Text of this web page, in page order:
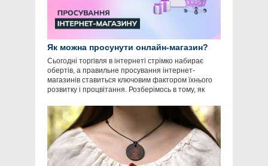
Як можна просунути онлайн-магазин?
Сьогодні торгівля в інтернеті стрімко набирає
обертів, а правильне просування інтернет-
магазинів ставиться ключовим фактором їхнього
розвитку і процвітання. Розберімось в тому, як